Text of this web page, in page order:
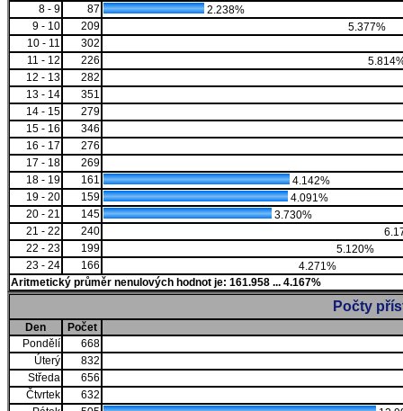
8 - 9
87
2.238%
9 - 10
209
5.377%
10 - 11
302
11 - 12
226
12 - 13
282
13 - 14
351
14 - 15
279
15 - 16
346
16 - 17
276
17 - 18
269
18 - 19
161
4.142%
19 - 20
159
4.091%
20 - 21
145
3.730%
21 - 22
240
22 - 23
199
5.120%
23 - 24
166
4.271%
Aritmetický průměr nenulových hodnot je: 161.958 ... 4.167%
Počty
Den
Počet
Pondělí
668
Úterý
832
Středa
656
Čtvrtek
632